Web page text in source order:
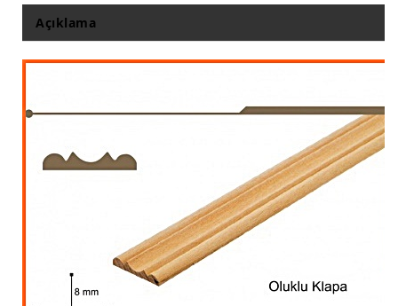
İthal Çıta İmalatı, Modelleri
İthal Ahşap Oyma İmalatı
Kartonpiyer Kapı Vitrin Çıtaları
Kartonpiyer Vitrin Çıtaları
Kontra Mdf Cnc Seperatör
Açıklama